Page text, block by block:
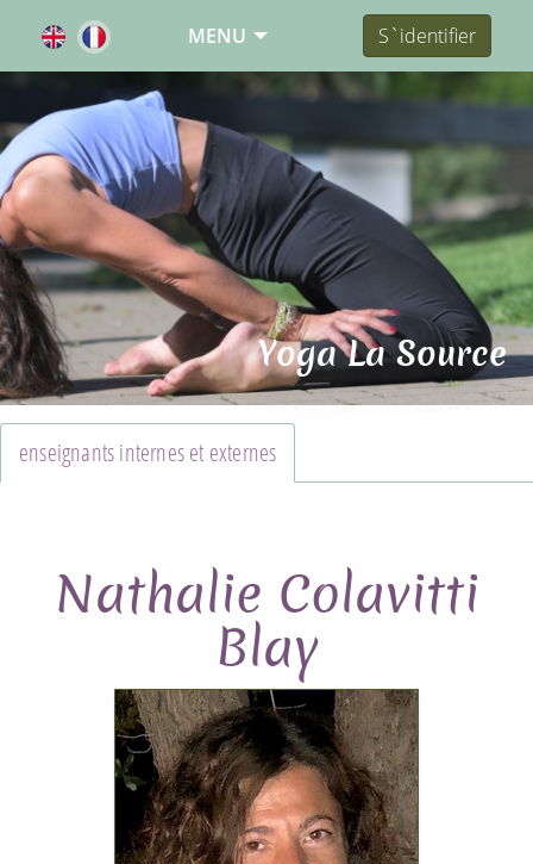
MENU S`identifier
Yoga La Source
enseignants internes et externes
Nathalie Colavitti
Blay